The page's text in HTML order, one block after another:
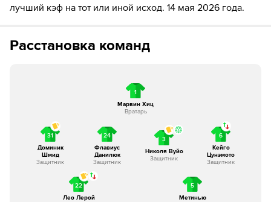
Замена "Сент Галлен": Карло Бухалфа ↔ Жорди
Игрок "Сент Галлен" Бетим Фазлии получает
Игрок "Базель" Николя Вуйо забивает гол!
Игрок "Сент Галлен" Nevio Scherrer забивает гол!
лучший кэф на тот или иной исход. 14 мая 2026 года.
Расстановка команд
1
Марвин Хиц
Вратарь
31
Доминик
Шмид
Защитник
24
Флавиус
Данилюк
Защитник
3
Николя Вуйо
Защитник
6
Кейго
Цунэмото
Защитник
22
Лео Лерой
5
Метинью